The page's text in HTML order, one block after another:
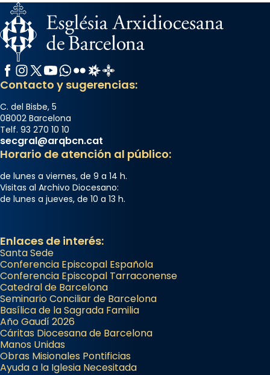
Facebook
Instagram
X / Twitter
YouTube
WhatsApp
FlickrRadio Estel
Catalunya Cristiana
Contacto y sugerencias:
C. del Bisbe, 5
08002 Barcelona
Telf. 93 270 10 10
secgral@arqbcn.cat
Horario de atención al público:
de lunes a viernes, de 9 a 14 h.
Visitas al Archivo Diocesano:
de lunes a jueves, de 10 a 13 h.
Enlaces de interés:
Santa Sede
Conferencia Episcopal Española
Conferencia Episcopal Tarraconense
Catedral de Barcelona
Seminario Conciliar de Barcelona
Basílica de la Sagrada Familia
Año Gaudí 2026
Cáritas Diocesana de Barcelona
Manos Unidas
Obras Misionales Pontificias
Ayuda a la Iglesia Necesitada